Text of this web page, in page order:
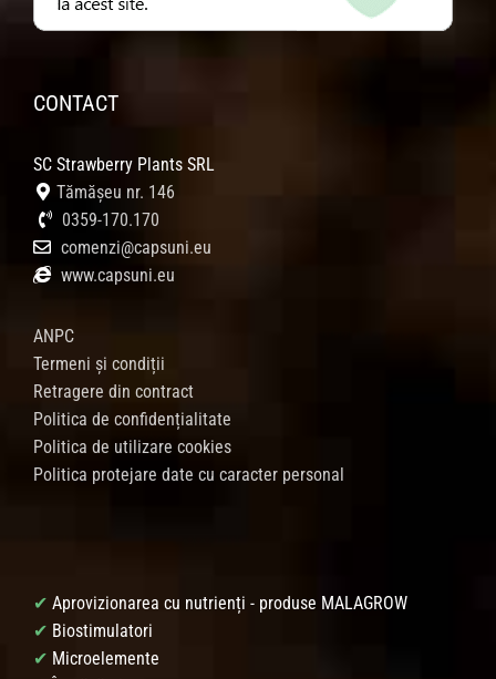
CONTACT
SC Strawberry Plants SRL
Tămășeu nr. 146
0359-170.170
comenzi@capsuni.eu
www.capsuni.eu
ANPC
Termeni și condiții
Retragere din contract
Politica de confidențialitate
Politica de utilizare cookies
Politica protejare date cu caracter personal
✔ Aprovizionarea cu nutrienți - produse MALAGROW
✔ Biostimulatori
✔ Microelemente